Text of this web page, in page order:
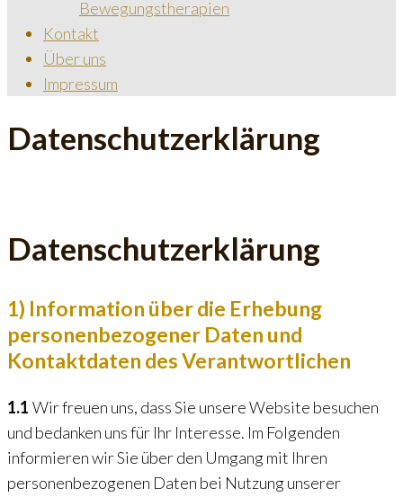
Bewegungstherapien
Kontakt
Über uns
Impressum
Datenschutzerklärung
Datenschutzerklärung
1) Information über die Erhebung
personenbezogener Daten und
Kontaktdaten des Verantwortlichen
1.1 Wir freuen uns, dass Sie unsere Website besuchen
und bedanken uns für Ihr Interesse. Im Folgenden
informieren wir Sie über den Umgang mit Ihren
personenbezogenen Daten bei Nutzung unserer